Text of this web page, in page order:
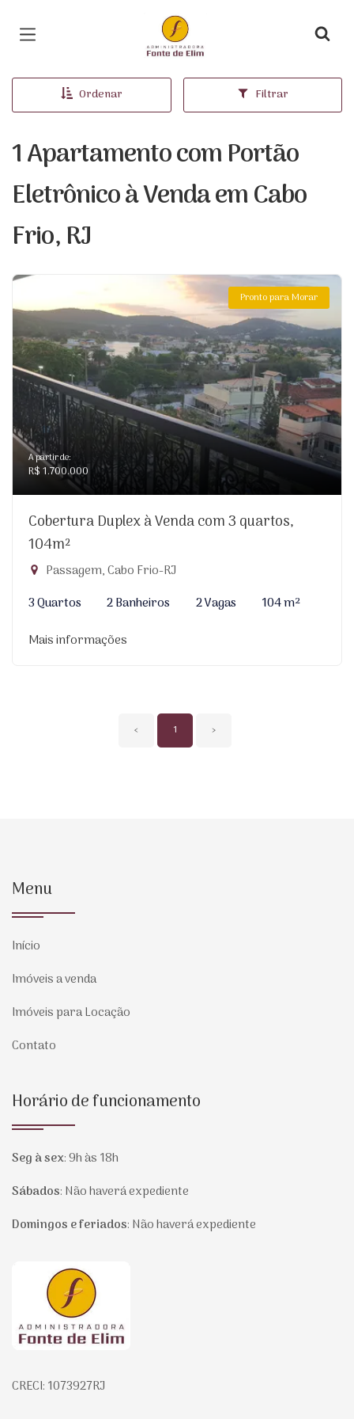
Página inicial
Ordenar Filtrar
1 Apartamento com Portão
Eletrônico à Venda em Cabo
Frio, RJ
Pronto para Morar
A partir de:
R$ 1.700.000
Cobertura Duplex à Venda com 3 quartos,
104m²
Passagem, Cabo Frio-RJ
3 Quartos
2 Banheiros 2 Vagas
104 m²
Mais informações
‹ 1 ›
Menu
Início
Imóveis a venda
Imóveis para Locação
Contato
Horário de funcionamento
Seg à sex:9h às 18h
Sábados: Não haverá expediente
Domingos e feriados: Não haverá expediente
Página inicial
CRECI: 1073927RJ